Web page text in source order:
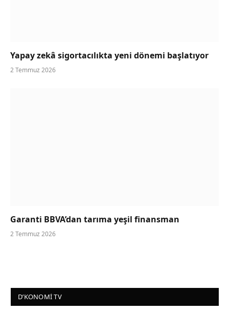
Yapay zekâ sigortacılıkta yeni dönemi başlatıyor
2 Temmuz 2026
Garanti BBVA’dan tarıma yeşil finansman
2 Temmuz 2026
D’KONOMI TV